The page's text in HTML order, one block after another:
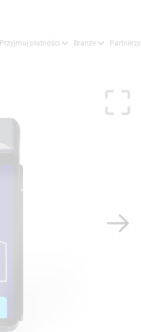
Przyjmuj płatności Branże Partnerzy